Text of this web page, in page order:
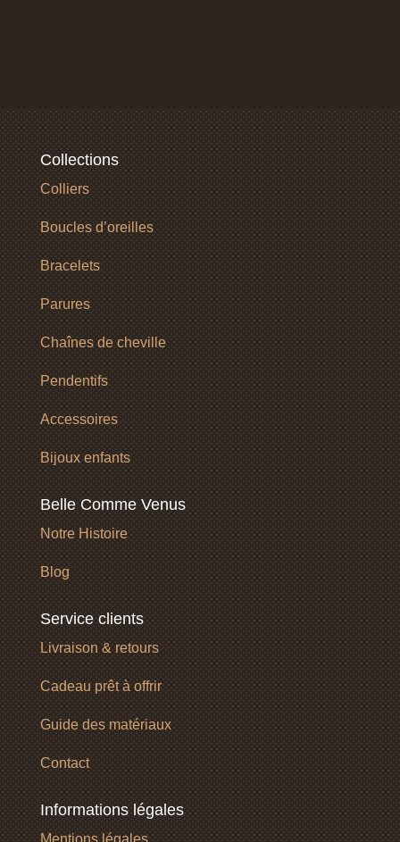
Collections
Colliers
Boucles d’oreilles
Bracelets
Parures
Chaînes de cheville
Pendentifs
Accessoires
Bijoux enfants
Belle Comme Venus
Notre Histoire
Blog
Service clients
Livraison & retours
Cadeau prêt à offrir
Guide des matériaux
Contact
Informations légales
Mentions légales